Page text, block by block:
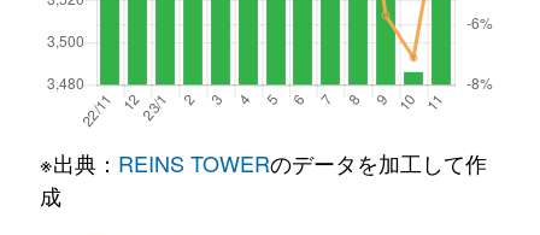
※出典： REINS TOWERのデータを加工して作
成